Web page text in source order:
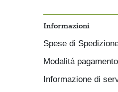
Informazioni
Spese di
Modalitá pagamento
Informazione di